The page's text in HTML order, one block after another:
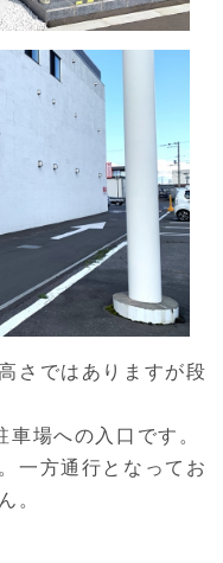
さではありますが段
場への入口です。
一方通行となってお
。